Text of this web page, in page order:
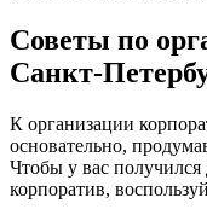
Советы по
Санкт-
К организации
основательно,
Чтобы у вас
корпоратив,